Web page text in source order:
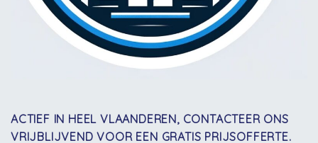
ACTIEF IN HEEL VLAANDEREN, CONTACTEER ONS
VRIJBLIJVEND VOOR EEN GRATIS PRIJSOFFERTE.